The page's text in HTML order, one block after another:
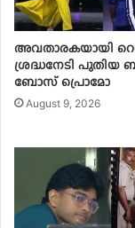
അവതാരകയായി
ശ്രദ്ധനേടി പുതിയ
ബോസ് പ്രൊമോ
August 9, 2026